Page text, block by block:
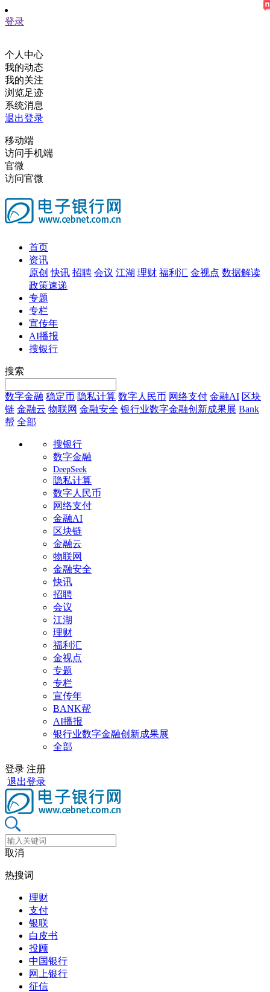
登录
个人中心
我的动态
我的关注
浏览足迹
系统消息
退出登录
移动端
访问手机端
官微
访问官微
首页
资讯
原创 快讯 招聘 会议 江湖 理财 福利汇 金视点 数据解读
政策速递
专题
专栏
宣传年
AI播报
搜银行
搜索
数字金融 稳定币 隐私计算 数字人民币 网络支付 金融AI 区块
链 金融云 物联网 金融安全 银行业数字金融创新成果展 Bank
帮 全部
搜银行
数字金融
DeepSeek
隐私计算
数字人民币
网络支付
金融AI
区块链
金融云
物联网
金融安全
快讯
招聘
会议
江湖
理财
福利汇
金视点
专题
专栏
宣传年
BANK帮
AI播报
银行业数字金融创新成果展
全部
登录 注册
退出登录
取消
热搜词
理财
支付
银联
白皮书
投顾
中国银行
网上银行
征信